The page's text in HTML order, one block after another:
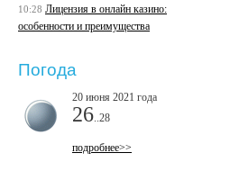
10:28 Лицензия в онлайн казино:
особенности и преимущества
Погода
20 июня 2021 года
26 ..28
подробнее>>